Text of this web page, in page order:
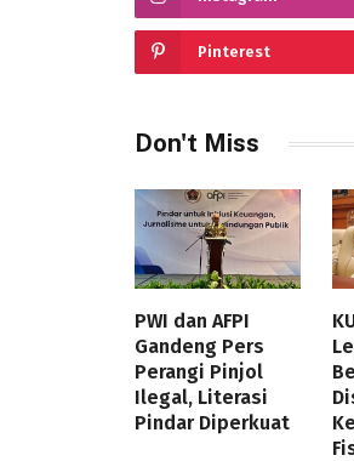
Pinterest
Don't Miss
PWI dan AFPI
Gandeng Pers
Perangi Pinjol
Ilegal, Literasi
Pindar Diperkuat